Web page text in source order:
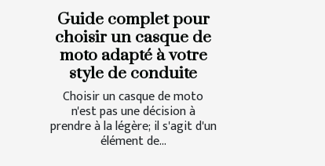
Guide complet pour
choisir un casque de
moto adapté à votre
style de conduite
Choisir un casque de moto
n'est pas une décision à
prendre à la légère; il s'agit d'un
élément de...